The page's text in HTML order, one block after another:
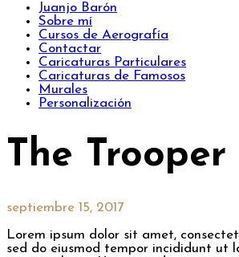
Juanjo Barón
Sobre mí
Cursos de Aerografía
Contactar
Caricaturas Particulares
Caricaturas de Famosos
Murales
Personalización
The Trooper
septiembre 15, 2017
Lorem ipsum dolor sit amet,
sed do eiusmod tempor incididunt ut